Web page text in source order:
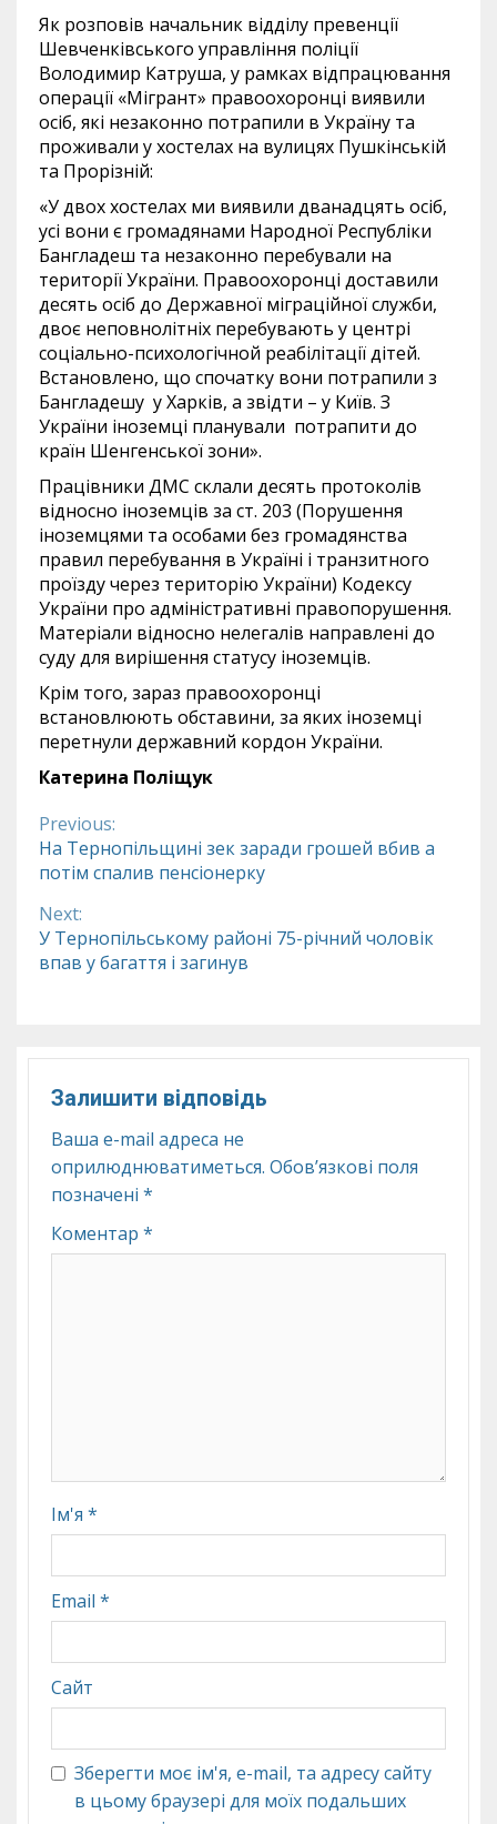
Як розповів начальник відділу превенції
Шевченківського управління поліції
Володимир Катруша, у рамках відпрацювання
операції «Мігрант» правоохоронці виявили
осіб, які незаконно потрапили в Україну та
проживали у хостелах на вулицях Пушкінській
та Прорізній:
«У двох хостелах ми виявили дванадцять осіб,
усі вони є громадянами Народної Республіки
Бангладеш та незаконно перебували на
території України. Правоохоронці доставили
десять осіб до Державної міграційної служби,
двоє неповнолітніх перебувають у центрі
соціально-психологічной реабілітації дітей.
Встановлено, що спочатку вони потрапили з
Бангладешу у Харків, а звідти – у Київ. З
України іноземці планували потрапити до
країн Шенгенської зони».
Працівники ДМС склали десять протоколів
відносно іноземців за ст. 203 (Порушення
іноземцями та особами без громадянства
правил перебування в Україні і транзитного
проїзду через територію України) Кодексу
України про адміністративні правопорушення.
Матеріали відносно нелегалів направлені до
суду для вирішення статусу іноземців.
Крім того, зараз правоохоронці
встановлюють обставини, за яких іноземці
перетнули державний кордон України.
Катерина Поліщук
Continue
Reading
Previous:
На Тернопільщині зек заради грошей вбив а
потім спалив пенсіонерку
Next:
У Тернопільському районі 75-річний чоловік
впав у багаття і загинув
Залишити відповідь
Ваша e-mail адреса не
оприлюднюватиметься. Обов’язкові поля
позначені *
Коментар *
Ім'я *
Email *
Сайт
Зберегти моє ім'я, e-mail, та адресу сайту
в цьому браузері для моїх подальших